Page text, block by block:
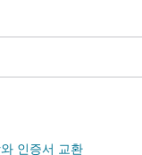
인증서 교환